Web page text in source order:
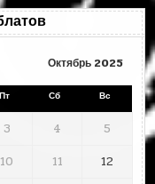
Октябрь 2025
Пт Сб Вс
3 4
5
10 11
12